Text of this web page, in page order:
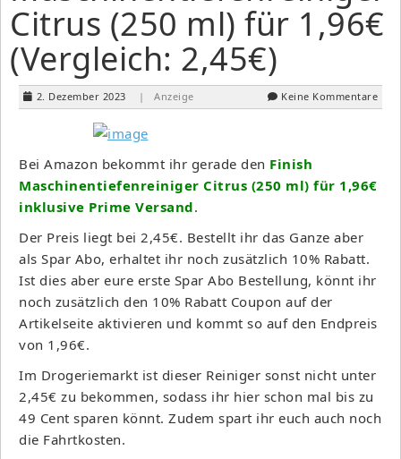
Citrus (250 ml) für 1,96€
(Vergleich: 2,45€)
2. Dezember 2023 | Anzeige Keine Kommentare
Bei Amazon bekommt ihr gerade den Finish
Maschinentiefenreiniger Citrus (250 ml) für 1,96€
inklusive Prime Versand.
Der Preis liegt bei 2,45€. Bestellt ihr das Ganze aber
als Spar Abo, erhaltet ihr noch zusätzlich 10% Rabatt.
Ist dies aber eure erste Spar Abo Bestellung, könnt ihr
noch zusätzlich den 10% Rabatt Coupon auf der
Artikelseite aktivieren und kommt so auf den Endpreis
von 1,96€.
Im Drogeriemarkt ist dieser Reiniger sonst nicht unter
2,45€ zu bekommen, sodass ihr hier schon mal bis zu
49 Cent sparen könnt. Zudem spart ihr euch auch noch
die Fahrtkosten.